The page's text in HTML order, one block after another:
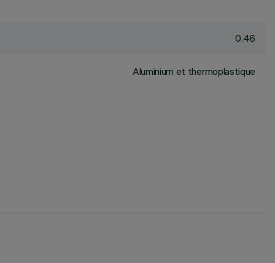
0.46
Aluminium et thermoplastique